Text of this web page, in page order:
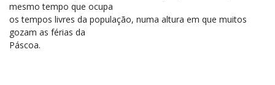
mesmo tempo que ocupa
os tempos livres da população, numa altura em que muitos
gozam as férias da
Páscoa.